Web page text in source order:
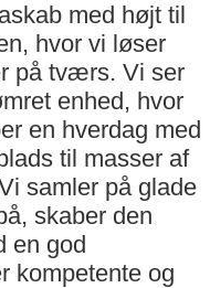
med højt til
hvor vi løser
på tværs. Vi ser
enhed, hvor
en hverdag med
til masser af
samler på glade
skaber den
en god
kompetente og